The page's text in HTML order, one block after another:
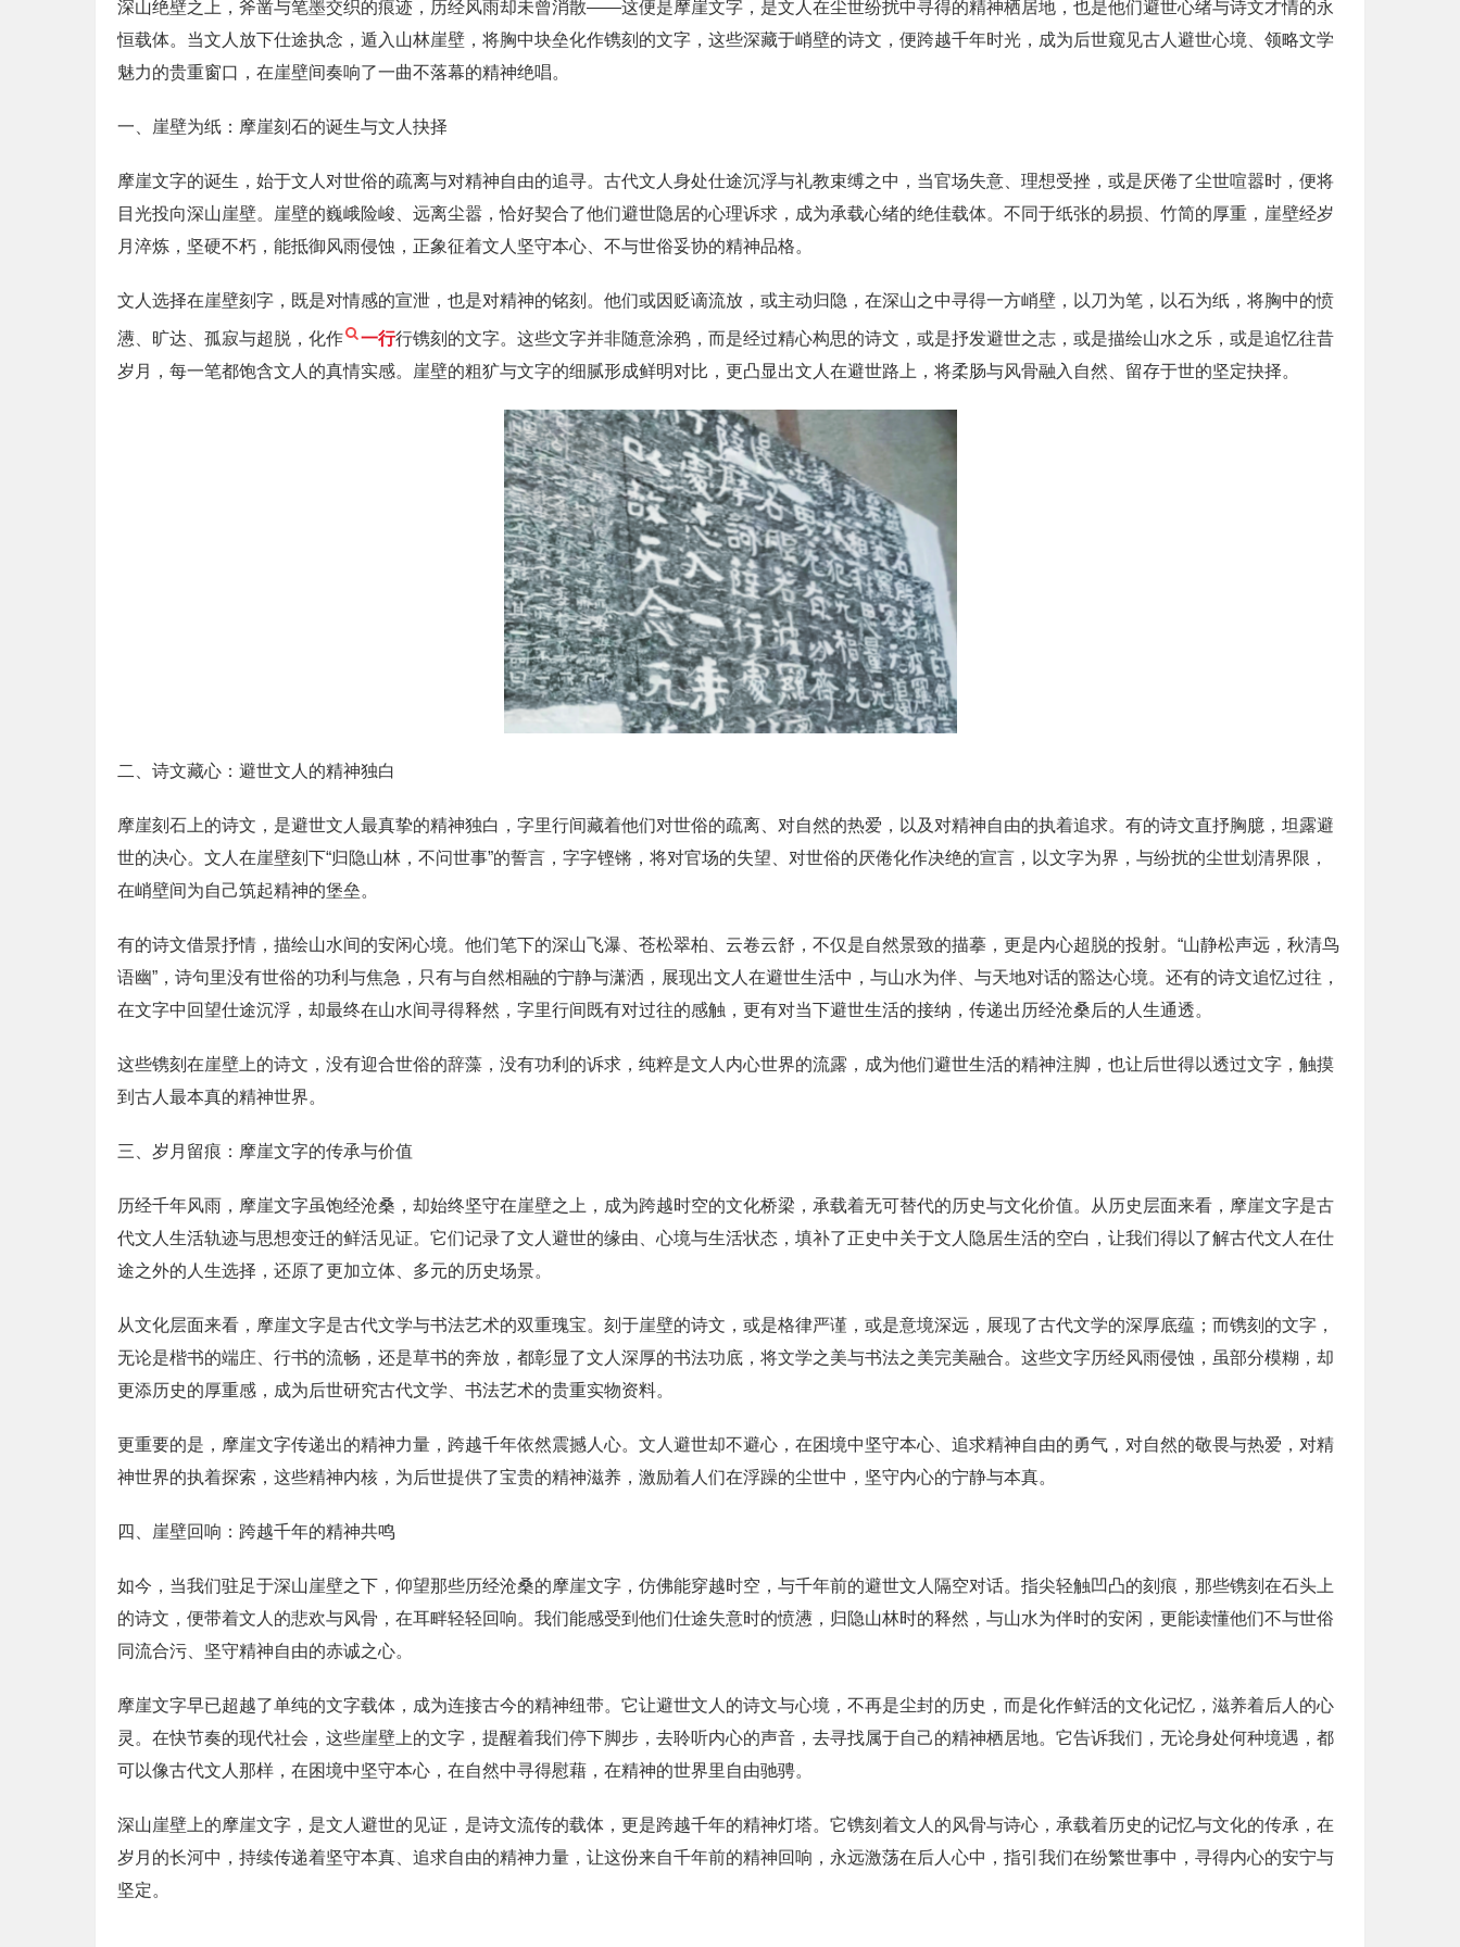
深山绝壁之上，斧凿与笔墨交织的痕迹，历经风雨却未曾消散——这便是摩崖文字，是文人在尘世纷扰中寻得的精神栖居地，也是他们避世心绪与诗文才情的永
恒载体。当文人放下仕途执念，遁入山林崖壁，将胸中块垒化作镌刻的文字，这些深藏于峭壁的诗文，便跨越千年时光，成为后世窥见古人避世心境、领略文学
魅力的贵重窗口，在崖壁间奏响了一曲不落幕的精神绝唱。
一、崖壁为纸：摩崖刻石的诞生与文人抉择
摩崖文字的诞生，始于文人对世俗的疏离与对精神自由的追寻。古代文人身处仕途沉浮与礼教束缚之中，当官场失意、理想受挫，或是厌倦了尘世喧嚣时，便将
目光投向深山崖壁。崖壁的巍峨险峻、远离尘嚣，恰好契合了他们避世隐居的心理诉求，成为承载心绪的绝佳载体。不同于纸张的易损、竹简的厚重，崖壁经岁
月淬炼，坚硬不朽，能抵御风雨侵蚀，正象征着文人坚守本心、不与世俗妥协的精神品格。
文人选择在崖壁刻字，既是对情感的宣泄，也是对精神的铭刻。他们或因贬谪流放，或主动归隐，在深山之中寻得一方峭壁，以刀为笔，以石为纸，将胸中的愤
懑、旷达、孤寂与超脱，化作 一行行镌刻的文字。这些文字并非随意涂鸦，而是经过精心构思的诗文，或是抒发避世之志，或是描绘山水之乐，或是追忆往昔
岁月，每一笔都饱含文人的真情实感。崖壁的粗犷与文字的细腻形成鲜明对比，更凸显出文人在避世路上，将柔肠与风骨融入自然、留存于世的坚定抉择。
二、诗文藏心：避世文人的精神独白
摩崖刻石上的诗文，是避世文人最真挚的精神独白，字里行间藏着他们对世俗的疏离、对自然的热爱，以及对精神自由的执着追求。有的诗文直抒胸臆，坦露避
世的决心。文人在崖壁刻下“归隐山林，不问世事”的誓言，字字铿锵，将对官场的失望、对世俗的厌倦化作决绝的宣言，以文字为界，与纷扰的尘世划清界限，
在峭壁间为自己筑起精神的堡垒。
有的诗文借景抒情，描绘山水间的安闲心境。他们笔下的深山飞瀑、苍松翠柏、云卷云舒，不仅是自然景致的描摹，更是内心超脱的投射。“山静松声远，秋清鸟
语幽”，诗句里没有世俗的功利与焦急，只有与自然相融的宁静与潇洒，展现出文人在避世生活中，与山水为伴、与天地对话的豁达心境。还有的诗文追忆过往，
在文字中回望仕途沉浮，却最终在山水间寻得释然，字里行间既有对过往的感触，更有对当下避世生活的接纳，传递出历经沧桑后的人生通透。
这些镌刻在崖壁上的诗文，没有迎合世俗的辞藻，没有功利的诉求，纯粹是文人内心世界的流露，成为他们避世生活的精神注脚，也让后世得以透过文字，触摸
到古人最本真的精神世界。
三、岁月留痕：摩崖文字的传承与价值
历经千年风雨，摩崖文字虽饱经沧桑，却始终坚守在崖壁之上，成为跨越时空的文化桥梁，承载着无可替代的历史与文化价值。从历史层面来看，摩崖文字是古
代文人生活轨迹与思想变迁的鲜活见证。它们记录了文人避世的缘由、心境与生活状态，填补了正史中关于文人隐居生活的空白，让我们得以了解古代文人在仕
途之外的人生选择，还原了更加立体、多元的历史场景。
从文化层面来看，摩崖文字是古代文学与书法艺术的双重瑰宝。刻于崖壁的诗文，或是格律严谨，或是意境深远，展现了古代文学的深厚底蕴；而镌刻的文字，
无论是楷书的端庄、行书的流畅，还是草书的奔放，都彰显了文人深厚的书法功底，将文学之美与书法之美完美融合。这些文字历经风雨侵蚀，虽部分模糊，却
更添历史的厚重感，成为后世研究古代文学、书法艺术的贵重实物资料。
更重要的是，摩崖文字传递出的精神力量，跨越千年依然震撼人心。文人避世却不避心，在困境中坚守本心、追求精神自由的勇气，对自然的敬畏与热爱，对精
神世界的执着探索，这些精神内核，为后世提供了宝贵的精神滋养，激励着人们在浮躁的尘世中，坚守内心的宁静与本真。
四、崖壁回响：跨越千年的精神共鸣
如今，当我们驻足于深山崖壁之下，仰望那些历经沧桑的摩崖文字，仿佛能穿越时空，与千年前的避世文人隔空对话。指尖轻触凹凸的刻痕，那些镌刻在石头上
的诗文，便带着文人的悲欢与风骨，在耳畔轻轻回响。我们能感受到他们仕途失意时的愤懑，归隐山林时的释然，与山水为伴时的安闲，更能读懂他们不与世俗
同流合污、坚守精神自由的赤诚之心。
摩崖文字早已超越了单纯的文字载体，成为连接古今的精神纽带。它让避世文人的诗文与心境，不再是尘封的历史，而是化作鲜活的文化记忆，滋养着后人的心
灵。在快节奏的现代社会，这些崖壁上的文字，提醒着我们停下脚步，去聆听内心的声音，去寻找属于自己的精神栖居地。它告诉我们，无论身处何种境遇，都
可以像古代文人那样，在困境中坚守本心，在自然中寻得慰藉，在精神的世界里自由驰骋。
深山崖壁上的摩崖文字，是文人避世的见证，是诗文流传的载体，更是跨越千年的精神灯塔。它镌刻着文人的风骨与诗心，承载着历史的记忆与文化的传承，在
岁月的长河中，持续传递着坚守本真、追求自由的精神力量，让这份来自千年前的精神回响，永远激荡在后人心中，指引我们在纷繁世事中，寻得内心的安宁与
坚定。